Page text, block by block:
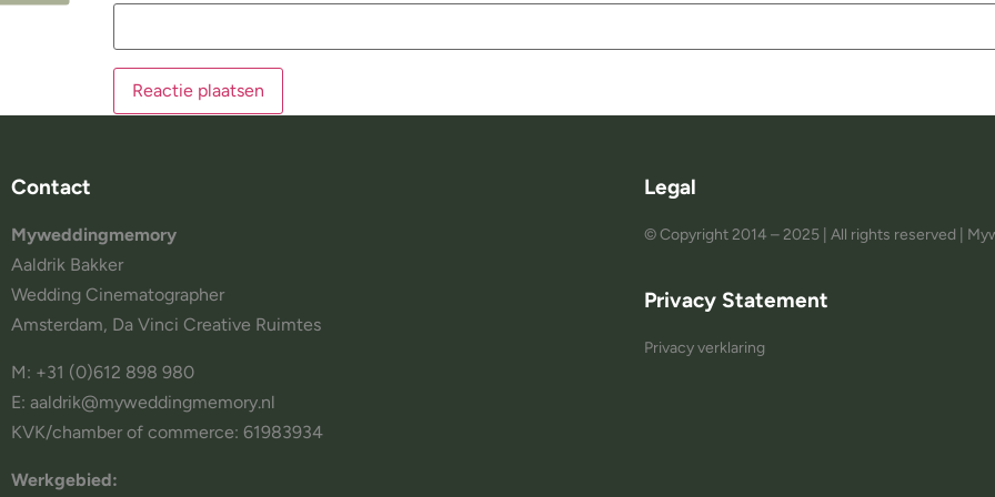
Contact
Myweddingmemory
Aaldrik Bakker
Wedding Cinematographer
Amsterdam, Da Vinci Creative Ruimtes
M: +31 (0)612 898 980
E: aaldrik@myweddingmemory.nl
KVK/chamber of commerce: 61983934
Werkgebied:
Legal
© Copyright 2014 – 2025 | All rights reserved |
Privacy Statement
Privacy verklaring